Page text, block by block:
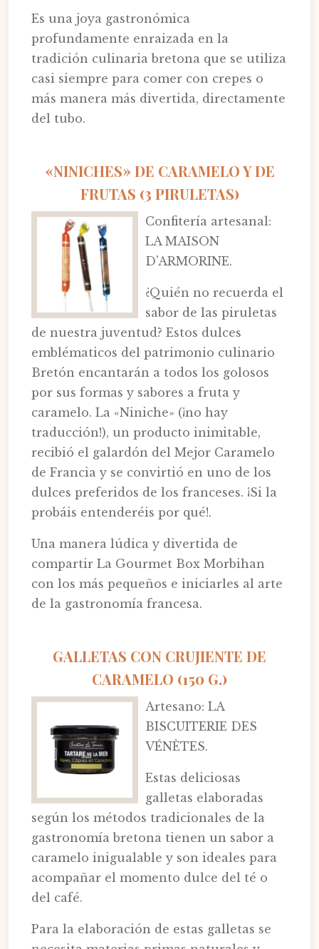
Es una joya gastronómica
profundamente enraizada en la
tradición culinaria bretona que se utiliza
casi siempre para comer con crepes o
más manera más divertida, directamente
del tubo.
«NINICHES» DE CARAMELO Y DE
FRUTAS (3 PIRULETAS)
Confitería artesanal:
LA MAISON
D'ARMORINE.
¿Quién no recuerda el
sabor de las piruletas
de nuestra juventud? Estos dulces
emblématicos del patrimonio culinario
Bretón encantarán a todos los golosos
por sus formas y sabores a fruta y
caramelo. La «Niniche» (¡no hay
traducción!), un producto inimitable,
recibió el galardón del Mejor Caramelo
de Francia y se convirtió en uno de los
dulces preferidos de los franceses. ¡Si la
probáis entenderéis por qué!.
Una manera lúdica y divertida de
compartir La Gourmet Box Morbihan
con los más pequeños e iniciarles al arte
de la gastronomía francesa.
GALLETAS CON CRUJIENTE DE
CARAMELO (150 G.)
Artesano: LA
BISCUITERIE DES
VÉNÈTES.
Estas deliciosas
galletas elaboradas
según los métodos tradicionales de la
gastronomía bretona tienen un sabor a
caramelo inigualable y son ideales para
acompañar el momento dulce del té o
del café.
Para la elaboración de estas galletas se